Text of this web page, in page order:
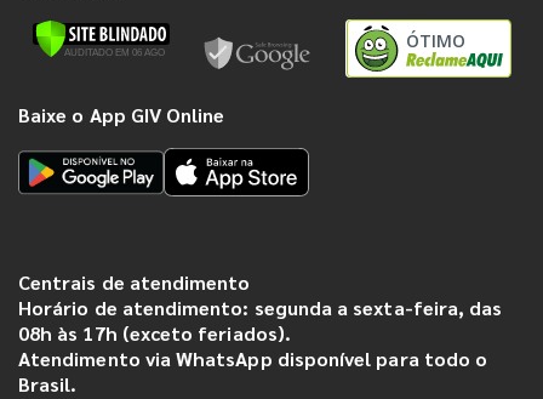
ÓTIMO
Baixe o App GIV Online
Centrais de atendimento
Horário de atendimento: segunda a sexta-feira, das
08h às 17h (exceto feriados).
Atendimento via WhatsApp disponível para todo o
Brasil.